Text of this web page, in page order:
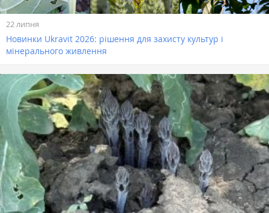
22 липня
Новинки Ukravit 2026: рішення для захисту культур і
мінерального живлення